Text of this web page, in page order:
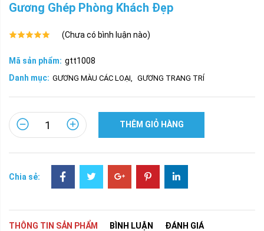
Gương Ghép Phòng Khách Đẹp
(Chưa có bình luận nào)
Mã sản phẩm: gtt1008
Danh mục: GƯƠNG MÀU CÁC LOẠI, GƯƠNG TRANG TRÍ
THÊM GIỎ HÀNG
Chia sẻ:
THÔNG TIN SẢN PHẨM BÌNH LUẬN ĐÁNH GIÁ